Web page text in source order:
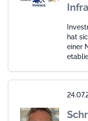
hat
einer